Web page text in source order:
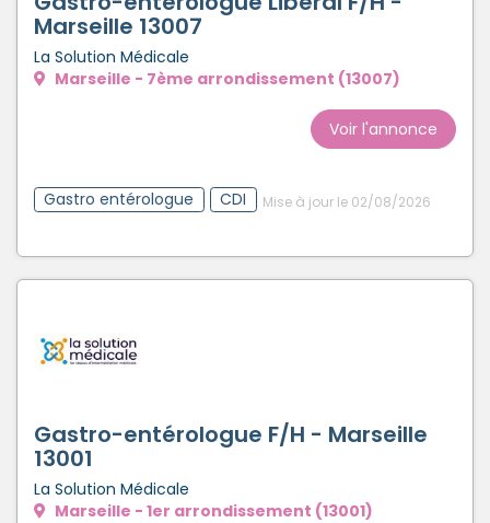
Marseille 13007
La Solution Médicale
Marseille - 7ème arrondissement (13007)
Voir l'annonce
Gastro entérologue CDI Mise à jour le 02/08/2026
Gastro-entérologue F/H - Marseille
13001
La Solution Médicale
Marseille - 1er arrondissement (13001)